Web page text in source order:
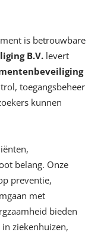
is betrouwbare
B.V. levert
toegangsbeheer
kunnen
belang. Onze
preventie,
met
bieden
ziekenhuizen,